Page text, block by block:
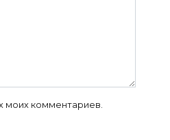
моих комментариев.